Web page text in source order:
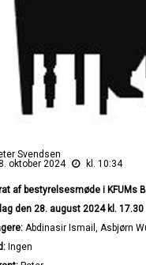
Svendsen
oktober 2024
kl. 10:34
af bestyrelsesmøde i KFUMs
den 28. august 2024 kl. 17.30
Abdinasir Ismail, Asbjørn
Ingen